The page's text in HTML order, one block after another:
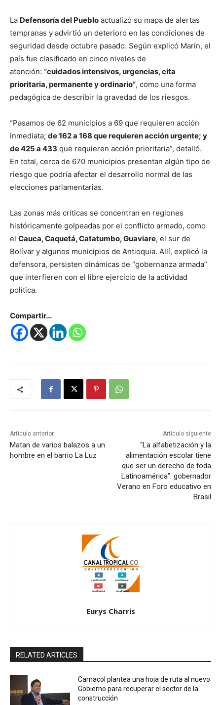
La Defensoría del Pueblo actualizó su mapa de alertas
tempranas y advirtió un deterioro en las condiciones de
seguridad desde octubre pasado. Según explicó Marín, el
país fue clasificado en cinco niveles de
atención: “cuidados intensivos, urgencias, cita
prioritaria, permanente y ordinario”, como una forma
pedagógica de describir la gravedad de los riesgos.
“Pasamos de 62 municipios a 69 que requieren acción
inmediata; de 162 a 168 que requieren acción urgente; y
de 425 a 433 que requieren acción prioritaria”, detalló.
En total, cerca de 670 municipios presentan algún tipo de
riesgo que podría afectar el desarrollo normal de las
elecciones parlamentarias.
Las zonas más críticas se concentran en regiones
históricamente golpeadas por el conflicto armado, como
el Cauca, Caquetá, Catatumbo, Guaviare, el sur de
Bolívar y algunos municipios de Antioquia. Allí, explicó la
defensora, persisten dinámicas de “gobernanza armada”
que interfieren con el libre ejercicio de la actividad
política.
Compartir...
Artículo anterior
Matan de varios balazos a un
hombre en el barrio La Luz
Artículo siguiente
“La alfabetización y la
alimentación escolar tiene
que ser un derecho de toda
Latinoamérica”: gobernador
Verano en Foro educativo en
Brasil
Eurys Charris
RELATED ARTICLES
Camacol plantea una hoja de ruta al nuevo
Gobierno para recuperar el sector de la
construcción